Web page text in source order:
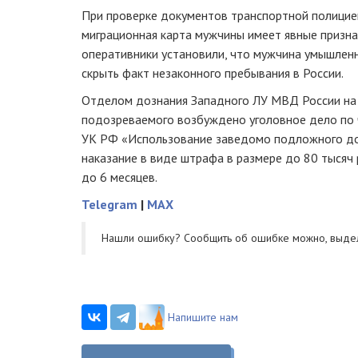
При проверке документов транспортной
миграционная карта мужчины имеет явные
оперативники установили, что мужчина
скрыть факт незаконного пребывания в России.
Отделом дознания Западного ЛУ МВД России на
подозреваемого возбуждено уголовное дело по
УК РФ «Использование заведомо подложного
наказание в виде штрафа в размере до 80 тысяч
до 6 месяцев.
Telegram | MAX
Нашли ошибку? Cообщить об ошибке можно,
Напишите нам